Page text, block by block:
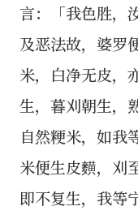
言：「我色胜，
及恶法故，婆罗
米，白净无皮，
生，暮刈朝生，
自然粳米，如我
米便生皮䵃，刈
即不复生，我等